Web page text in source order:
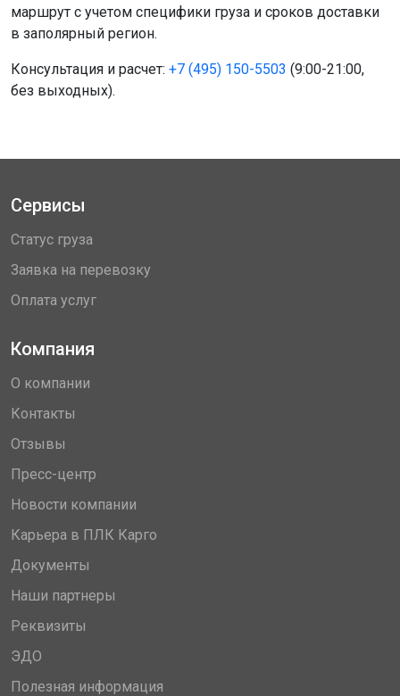
маршрут с учетом специфики груза и сроков доставки
в заполярный регион.
Консультация и расчет: +7 (495) 150-5503 (9:00-21:00,
без выходных).
Сервисы
Статус груза
Заявка на перевозку
Оплата услуг
Компания
О компании
Контакты
Отзывы
Пресс-центр
Новости компании
Карьера в ПЛК Карго
Документы
Наши партнеры
Реквизиты
ЭДО
Полезная информация